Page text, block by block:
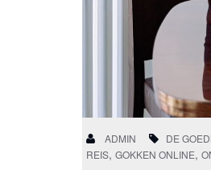
ADMIN DE
REIS, GOKKEN ONLINE,